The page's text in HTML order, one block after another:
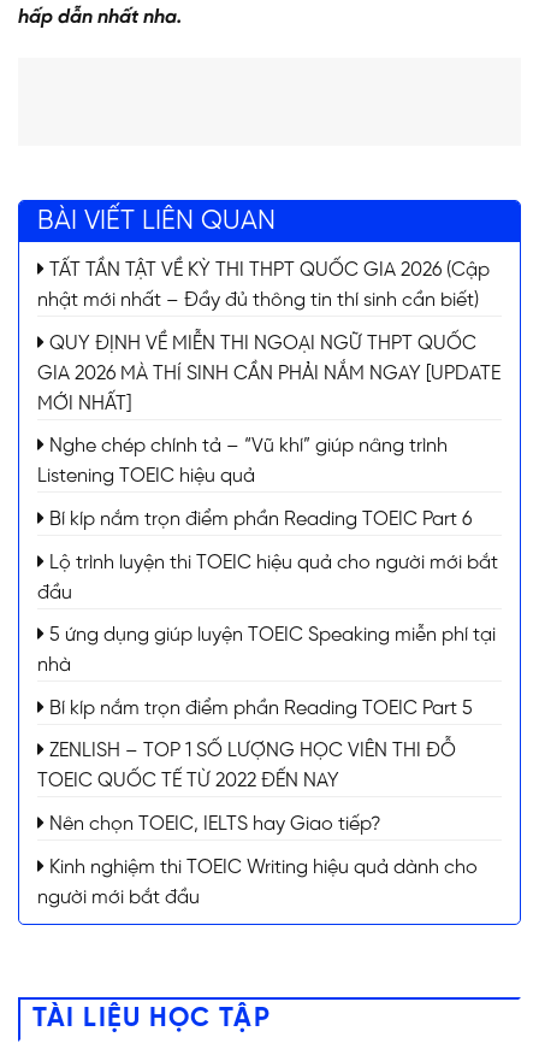
hấp dẫn nhất nha.
BÀI VIẾT LIÊN QUAN
TẤT TẦN TẬT VỀ KỲ THI THPT QUỐC GIA 2026 (Cập
nhật mới nhất – Đầy đủ thông tin thí sinh cần biết)
QUY ĐỊNH VỀ MIỄN THI NGOẠI NGỮ THPT QUỐC
GIA 2026 MÀ THÍ SINH CẦN PHẢI NẮM NGAY [UPDATE
MỚI NHẤT]
Nghe chép chính tả – “Vũ khí” giúp nâng trình
Listening TOEIC hiệu quả
Bí kíp nắm trọn điểm phần Reading TOEIC Part 6
Lộ trình luyện thi TOEIC hiệu quả cho người mới bắt
đầu
5 ứng dụng giúp luyện TOEIC Speaking miễn phí tại
nhà
Bí kíp nắm trọn điểm phần Reading TOEIC Part 5
ZENLISH – TOP 1 SỐ LƯỢNG HỌC VIÊN THI ĐỖ
TOEIC QUỐC TẾ TỪ 2022 ĐẾN NAY
Nên chọn TOEIC, IELTS hay Giao tiếp?
Kinh nghiệm thi TOEIC Writing hiệu quả dành cho
người mới bắt đầu
TÀI LIỆU HỌC TẬP